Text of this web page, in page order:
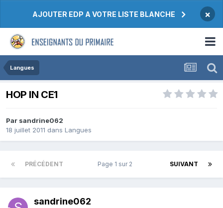
AJOUTER EDP A VOTRE LISTE BLANCHE ×
Langues
HOP IN CE1
Par sandrine062
18 juillet 2011 dans Langues
PRÉCÉDENT SUIVANT
Page 1 sur 2
sandrine062